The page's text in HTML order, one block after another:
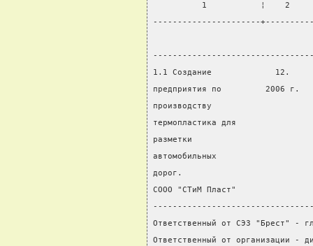
1           ¦    2
----------------------
1.1 Создание             12.
предприятия по         2006
производству
термопластика для
разметки
автомобильных
дорог.
СООО "СТиМ Пласт"
Ответственный от СЭЗ "Брест" -
Ответственный от организации -